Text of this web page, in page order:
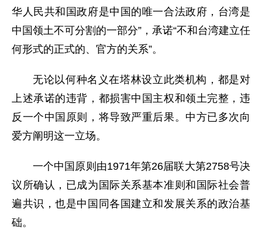
华人民共和国政府是中国的唯一合法政府，台湾是
中国领土不可分割的一部分”，承诺“不和台湾建立任
何形式的正式的、官方的关系”。
无论以何种名义在塔林设立此类机构，都是对
上述承诺的违背，都损害中国主权和领土完整，违
反一个中国原则，将导致严重后果。中方已多次向
爱方阐明这一立场。
一个中国原则由1971年第26届联大第2758号决
议所确认，已成为国际关系基本准则和国际社会普
遍共识，也是中国同各国建立和发展关系的政治基
础。